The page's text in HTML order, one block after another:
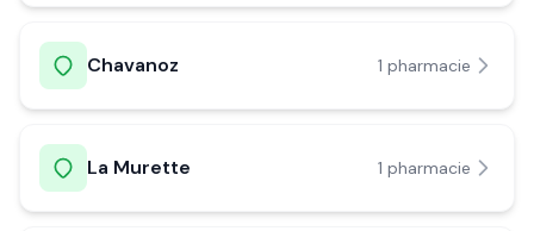
Chavanoz 1 pharmacie
La Murette 1 pharmacie